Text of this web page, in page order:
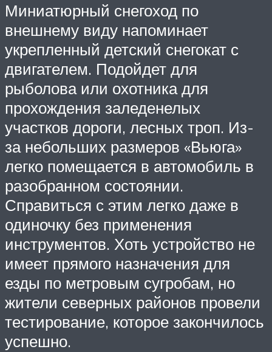
Миниатюрный снегоход по
внешнему виду напоминает
укрепленный детский снегокат с
двигателем. Подойдет для
рыболова или охотника для
прохождения заледенелых
участков дороги, лесных троп. Из-
за небольших размеров «Вьюга»
легко помещается в автомобиль в
разобранном состоянии.
Справиться с этим легко даже в
одиночку без применения
инструментов. Хоть устройство не
имеет прямого назначения для
езды по метровым сугробам, но
жители северных районов провели
тестирование, которое закончилось
успешно.